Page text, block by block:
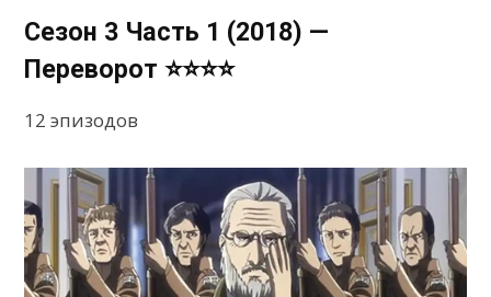
Сезон 3 Часть 1 (2018) —
Переворот ⭐⭐⭐⭐
12 эпизодов